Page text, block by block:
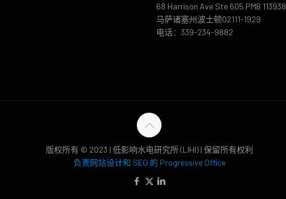
68 Harrison Ave Ste 605 PMB 113938
马萨诸塞州波士顿02111-1929
电话：339-234-9882
版权所有 © 2023 | 低影响水电研究所 (LIHI) | 保留所有权利
负责网站设计和 SEO 的 Progressive Office